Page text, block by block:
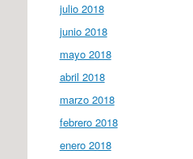
julio 2018
junio 2018
mayo 2018
abril 2018
marzo 2018
febrero 2018
enero 2018